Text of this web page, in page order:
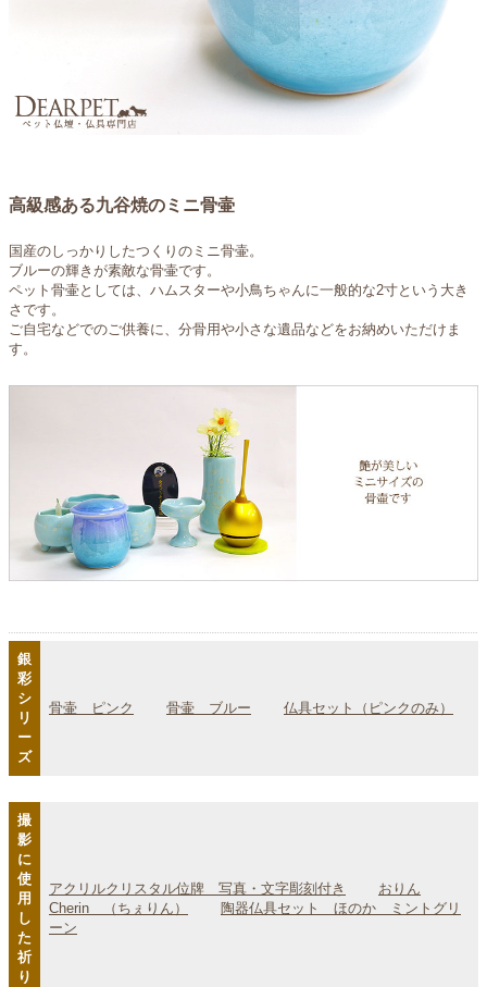
高級感ある九谷焼のミニ骨壷
国産のしっかりしたつくりのミニ骨壷。
ブルーの輝きが素敵な骨壷です。
ペット骨壷としては、ハムスターや小鳥ちゃんに一般的な2寸という大き
さです。
ご自宅などでのご供養に、分骨用や小さな遺品などをお納めいただけま
す。
銀
彩
シ
リ
ー
ズ
骨壷 ピンク 骨壷 ブルー 仏具セット（ピンクのみ）
撮
影
に
使
用
し
た
祈
り
アクリルクリスタル位牌 写真・文字彫刻付き
おりん
Cherin （ちぇりん）
陶器仏具セット ほのか ミントグリ
ーン